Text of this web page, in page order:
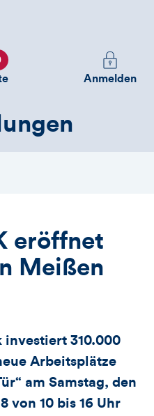
Melden
Sie
Anmelden
eröffnet
Meißen
investiert 310.000
Arbeitsplätze
am Samstag, den
von 10 bis 16 Uhr